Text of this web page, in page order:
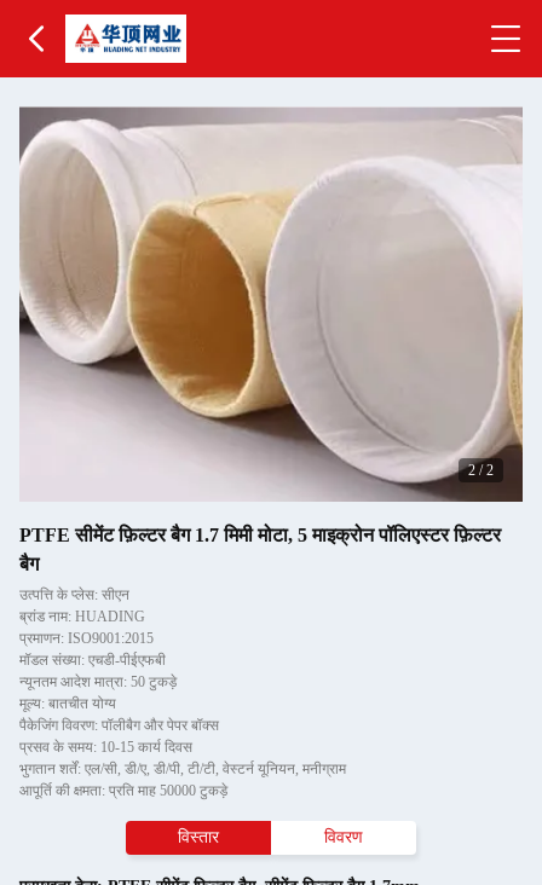
2 /2
PTFE सीमेंट फ़िल्टर बैग 1.7 मिमी मोटा, 5 माइक्रोन पॉलिएस्टर फ़िल्टर
बैग
उत्पत्ति के प्लेस: सीएन
ब्रांड नाम: HUADING
प्रमाणन: ISO9001:2015
मॉडल संख्या: एचडी-पीईएफबी
न्यूनतम आदेश मात्रा: 50 टुकड़े
मूल्य: बातचीत योग्य
पैकेजिंग विवरण: पॉलीबैग और पेपर बॉक्स
प्रसव के समय: 10-15 कार्य दिवस
भुगतान शर्तें: एल/सी, डी/ए, डी/पी, टी/टी, वेस्टर्न यूनियन, मनीग्राम
आपूर्ति की क्षमता: प्रति माह 50000 टुकड़े
विस्तार विवरण